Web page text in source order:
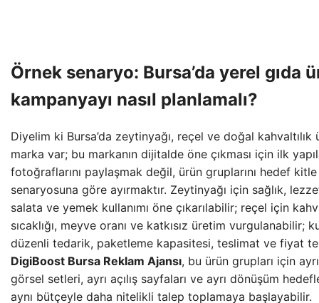
Örnek senaryo: Bursa’da yerel gıda
kampanyayı nasıl planlamalı?
Diyelim ki Bursa’da zeytinyağı, reçel ve doğal
marka var; bu markanın dijitalde öne çıkması için ilk
fotoğraflarını paylaşmak değil, ürün gruplarını hedef
senaryosuna göre ayırmaktır. Zeytinyağı için sağlık,
salata ve yemek kullanımı öne çıkarılabilir; reçel için
sıcaklığı, meyve oranı ve katkısız üretim vurgulanabilir;
düzenli tedarik, paketleme kapasitesi, teslimat ve fiyat
DigiBoost Bursa Reklam Ajansı, bu ürün grupları için
görsel setleri, ayrı açılış sayfaları ve ayrı dönüşüm
aynı bütçeyle daha nitelikli talep toplamaya başlayabilir.